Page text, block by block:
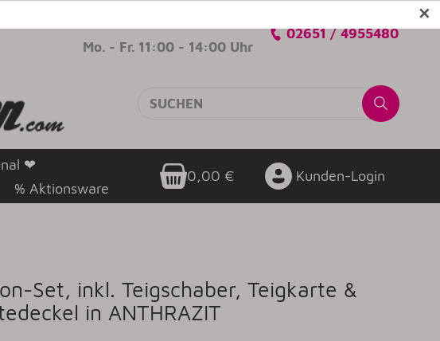
✕
Mo. - Fr. 11:00 - 14:00 Uhr
02651 / 4955480
❤
% Aktionsware
0,00 € Kunden-Login
Set, inkl. Teigschaber, Teigkarte &
in ANTHRAZIT